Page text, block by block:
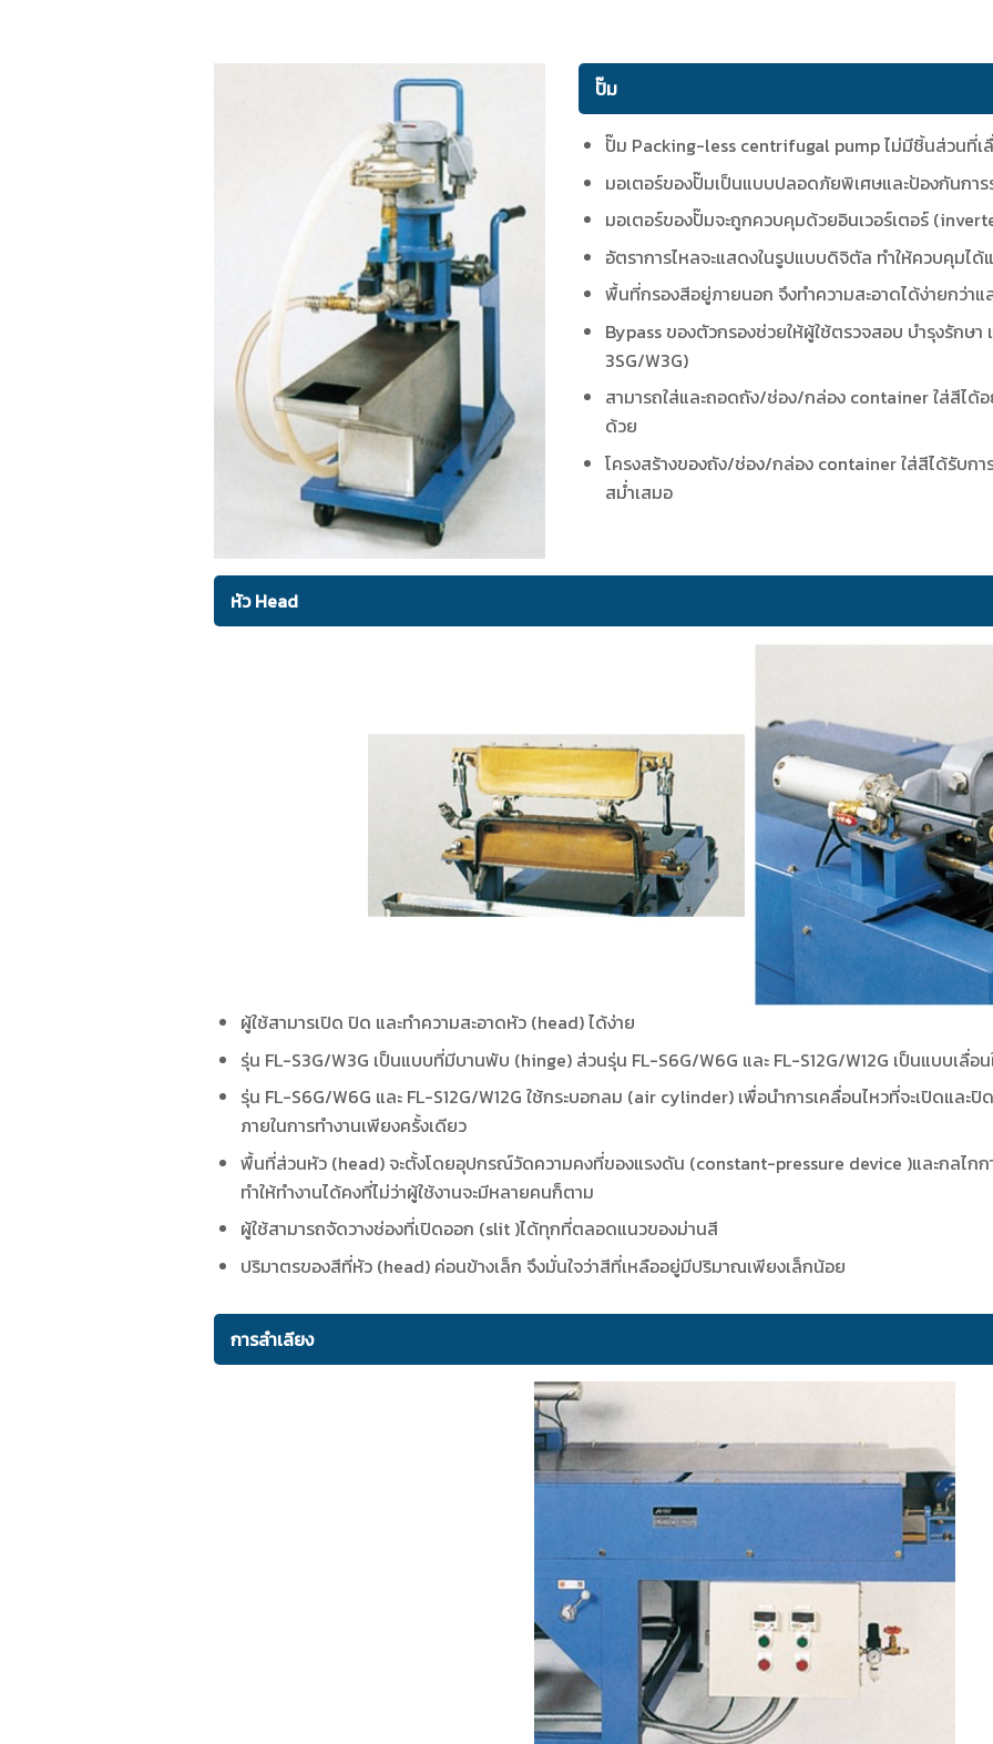
ปั๊ม
ปั๊ม Packing-less centrifugal pump ไม่มีชิ้นส่วนที่เ
มอเตอร์ของปั๊มเป็นแบบปลอดภัยพิเศษและป้องกันการ
มอเตอร์ของปั๊มจะถูกควบคุมด้วยอินเวอร์เตอร์
อัตราการไหลจะแสดงในรูปแบบดิจิตัล ทำให้ควบคุมได้
พื้นที่กรองสีอยู่ภายนอก จึงทำความสะอาดได้ง่ายกว่าแ
Bypass ของตัวกรองช่วยให้ผู้ใช้ตรวจสอบ บำรุงรักษ
3SG/W3G)
สามารถใส่และถอดถัง/ช่อง/กล่อง container ใส่สีได้
ด้วย
โครงสร้างของถัง/ช่อง/กล่อง container ใส่สีได้รับกา
สม่ำเสมอ
หัว Head
ผู้ใช้สามารเปิด ปิด และทำความสะอาดหัว (head) ได้ง่าย
รุ่น FL-S3G/W3G เป็นแบบที่มีบานพับ (hinge) ส่วนรุ่น FL-S6G/W6G และ FL-S12G/W12G เป็นแบบเลื่อ
รุ่น FL-S6G/W6G และ FL-S12G/W12G ใช้กระบอกลม (air cylinder) เพื่อนำการเคลื่อนไหวที่จะเปิดและ
ภายในการทำงานเพียงครั้งเดียว
พื้นที่ส่วนหัว (head) จะตั้งโดยอุปกรณ์วัดความคงที่ของแรงดัน (constant-pressure device )และกลไก
ทำให้ทำงานได้คงที่ไม่ว่าผู้ใช้งานจะมีหลายคนก็ตาม
ผู้ใช้สามารถจัดวางช่องที่เปิดออก (slit )ได้ทุกที่ตลอดแนวของม่านสี
ปริมาตรของสีที่หัว (head) ค่อนข้างเล็ก จึงมั่นใจว่าสีที่เหลืออยู่มีปริมาณเพียงเล็กน้อย
การลำเลียง